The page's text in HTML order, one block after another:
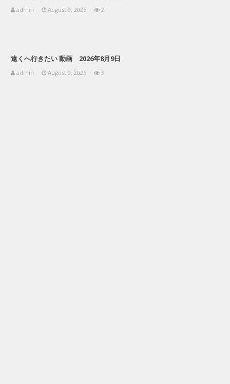
admin August 9, 2026 2
遠くへ行きたい 動画 2026年8月9日
admin August 9, 2026 3